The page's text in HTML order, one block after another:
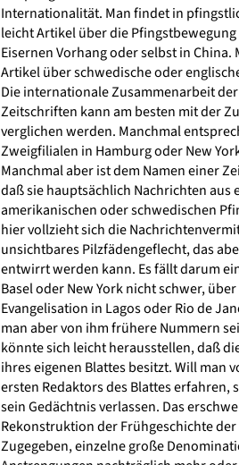
Internationalität. Man findet in
leicht Artikel über die
Eisernen Vorhang oder selbst in China.
Artikel über schwedische oder
Die internationale Zusammenarbeit
Zeitschriften kann am besten mit der
verglichen werden. Manchmal
Zweigfilialen in Hamburg oder New
Manchmal aber ist dem Namen einer
daß sie hauptsächlich Nachrichten aus
amerikanischen oder schwedischen
hier vollzieht sich die
unsichtbares Pilzfädengeflecht, das
entwirrt werden kann. Es fällt darum
Basel oder New York nicht schwer,
Evangelisation in Lagos oder Rio de
man aber von ihm frühere Nummern
könnte sich leicht herausstellen, daß
ihres eigenen Blattes besitzt. Will man
ersten Redaktors des Blattes erfahren,
sein Gedächtnis verlassen. Das
Rekonstruktion der Frühgeschichte
Zugegeben, einzelne große